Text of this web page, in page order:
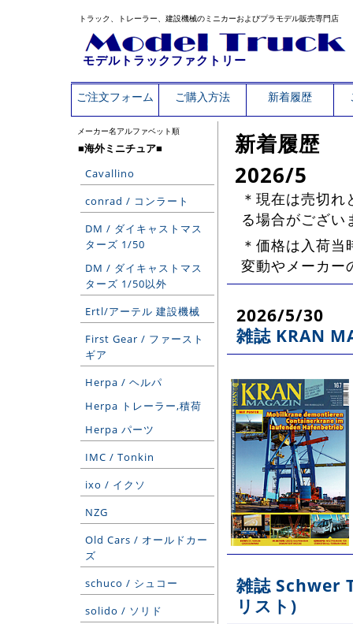
トラック、トレーラー、建設機械のミニカーおよびプラモデル販売専門店
モデルトラックファクトリー
ご注文フォーム ご購入方法 新着履歴
メーカー名アルファベット順
■海外ミニチュア■
Cavallino
conrad / コンラート
DM / ダイキャストマス
ターズ 1/50
DM / ダイキャストマス
ターズ 1/50以外
Ertl/アーテル 建設機械
First Gear / ファースト
ギア
Herpa / ヘルパ
Herpa トレーラー,積荷
Herpa パーツ
IMC / Tonkin
ixo / イクソ
NZG
Old Cars / オールドカー
ズ
schuco / シュコー
solido / ソリド
新着履歴
2026/5
＊現在は売切
る場合がござい
＊価格は入荷
変動やメーカー
2026/5/30
雑誌 KRAN
雑誌 Schwer
リスト)